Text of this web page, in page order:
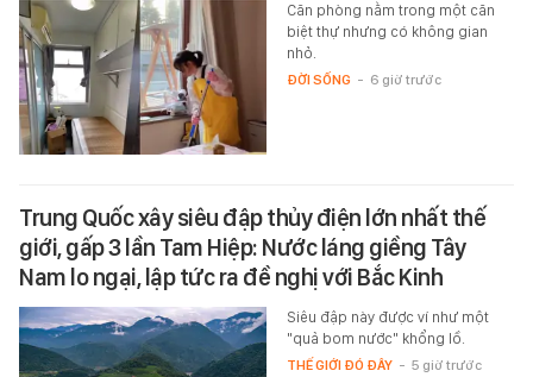
Căn phòng nằm trong một căn
biệt thự nhưng có không gian
nhỏ.
ĐỜI SỐNG - 6 giờ trước
Trung Quốc xây siêu đập thủy điện lớn nhất thế
giới, gấp 3 lần Tam Hiệp: Nước láng giềng Tây
Nam lo ngại, lập tức ra đề nghị với Bắc Kinh
Siêu đập này được ví như một
"quả bom nước" khổng lồ.
THẾ GIỚI ĐÓ ĐÂY - 5 giờ trước